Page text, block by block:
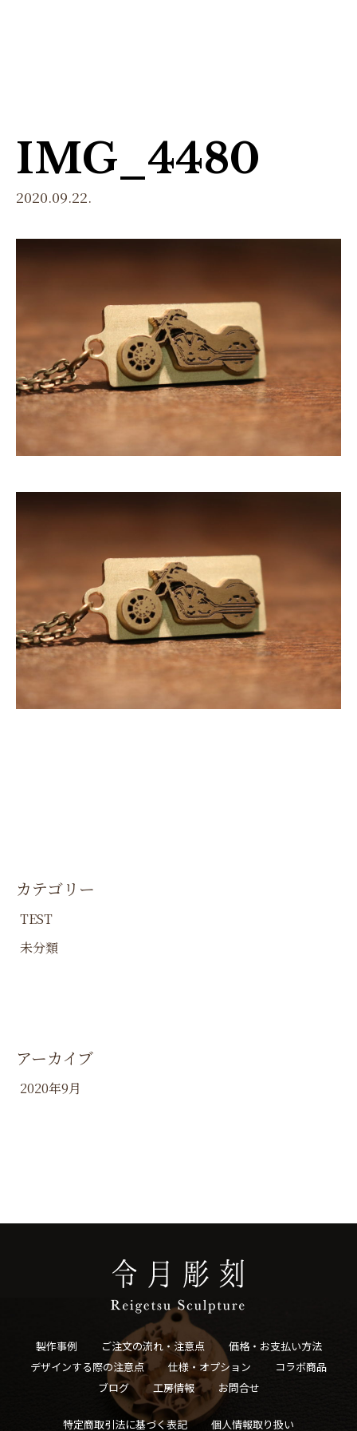
IMG_4480
2020.09.22.
カテゴリー
TEST
未分類
アーカイブ
2020年9月
製作事例 ご注文の流れ・注意点
価格・お支払い方法
デザインする際の注意点
仕様・オプション
コラボ商品
ブログ
工房情報 お問合せ
特定商取引法に基づく表記 個人情報取り扱い